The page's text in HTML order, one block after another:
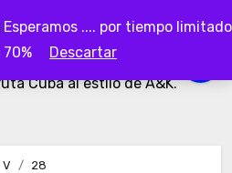
.... por tiempo limitado
Descartar
Cuba al estilo de A&K.
V
28